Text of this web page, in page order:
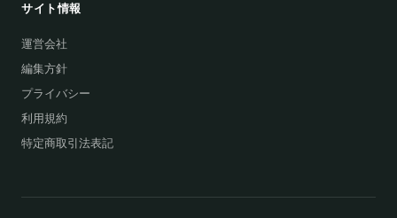
サイト情報
運営会社
編集方針
プライバシー
利用規約
特定商取引法表記